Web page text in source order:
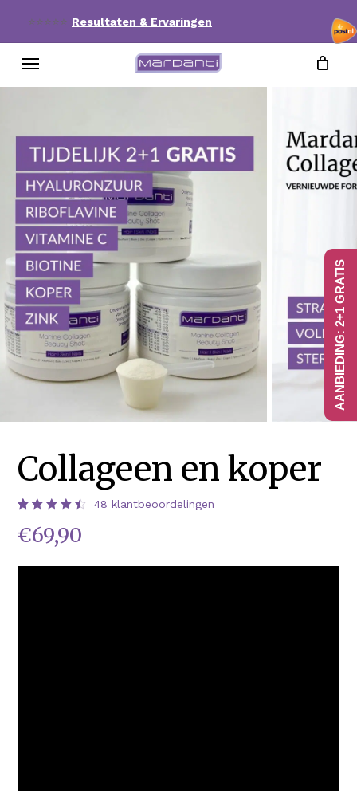
main
⭐⭐⭐⭐⭐ Resultaten & Ervaringen
Collageen en koper
4.52
op 5
48 klantbeoordelingen
€69,90
AANBIEDING: 2+1 GRATIS